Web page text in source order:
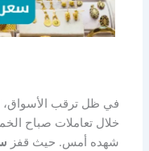
في ظل ترقب
شهده أمس. حيث قفز